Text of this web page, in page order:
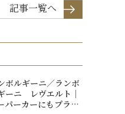
記事一覧へ
ボルギーニ／ランボ
ーニ レヴエルト｜
パーカーにもプラグ